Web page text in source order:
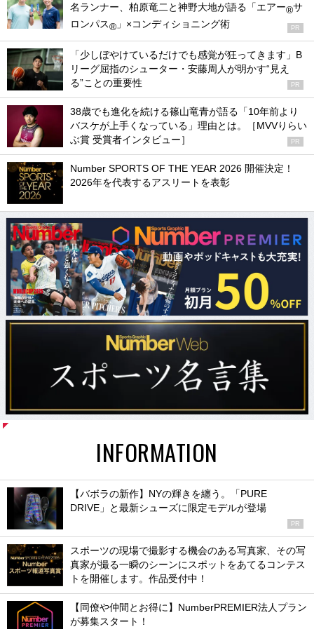
名ランナー、柏原竜二と神野大地が語る「エアー®サ
ロンパス® 」×コンディショニング術 PR
「少しぼやけているだけでも感覚が狂ってきます」B
リーグ屈指のシューター・安藤周人が明かす“見え
る”ことの重要性
PR
38歳でも進化を続ける篠山竜青が語る「10年前より
バスケが上手くなっている」理由とは。［MVVりらい
ぶ賞 受賞者インタビュー］
PR
Number SPORTS OF THE YEAR 2026 開催決定！
2026年を代表するアスリートを表彰
INFORMATION
【バボラの新作】NYの輝きを纏う。「PURE
DRIVE」と最新シューズに限定モデルが登場
PR
スポーツの現場で撮影する機会のある写真家、その写
真家が撮る一瞬のシーンにスポットをあてるコンテス
トを開催します。作品受付中！
【同僚や仲間とお得に】NumberPREMIER法人プラン
が募集スタート！